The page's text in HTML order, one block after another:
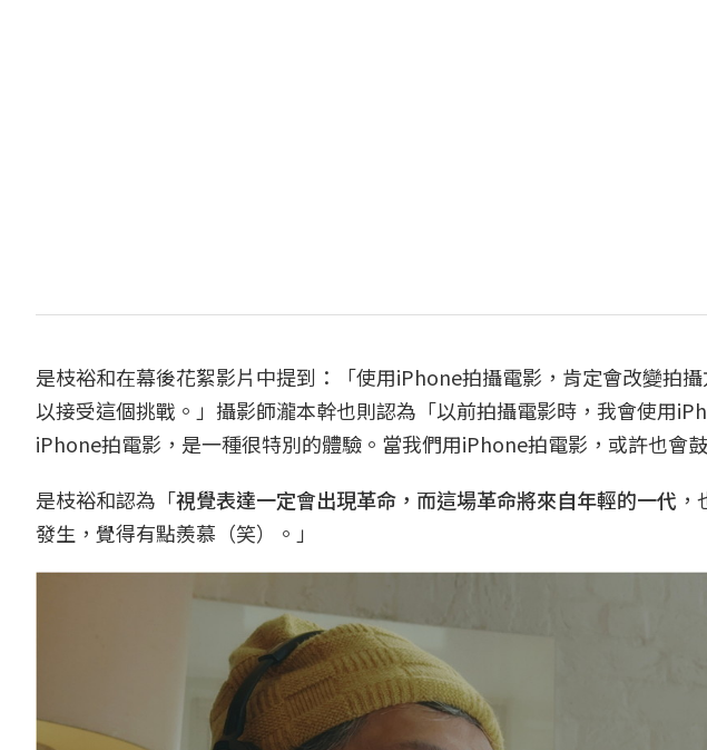
是枝裕和在幕後花絮影片中提到：「使用iPhone拍攝電影，肯定會改變拍
以接受這個挑戰。」攝影師瀧本幹也則認為「以前拍攝電影時，我會使用
iPhone拍電影，是一種很特別的體驗。當我們用iPhone拍電影，或許也會
是枝裕和認為「視覺表達一定會出現革命，而這場革命將來自年輕的一代
發生，覺得有點羨慕（笑）。」